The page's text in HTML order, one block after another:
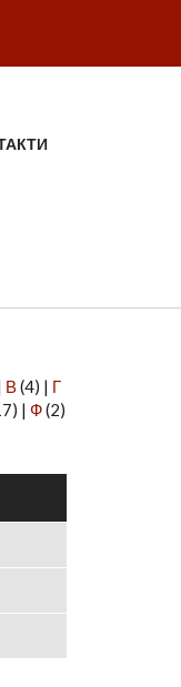
В(4) | Г
| Ф(2)